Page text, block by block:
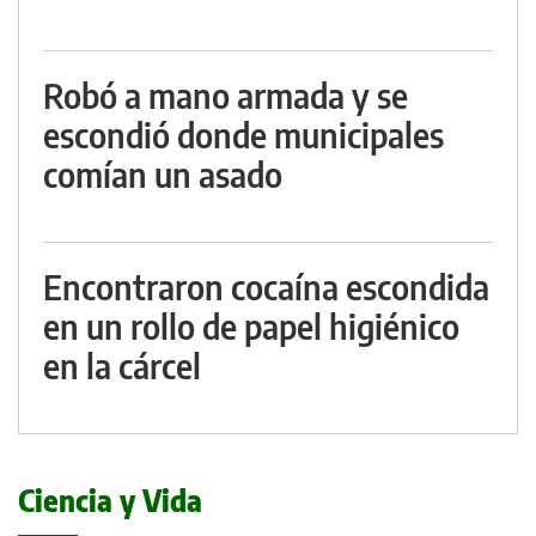
Robó a mano armada y se
escondió donde municipales
comían un asado
Encontraron cocaína escondida
en un rollo de papel higiénico
en la cárcel
Ciencia y Vida